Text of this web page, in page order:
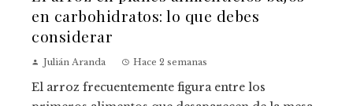
en carbohidratos: lo que debes
considerar
Julián Aranda Hace 2 semanas
El arroz frecuentemente figura entre los